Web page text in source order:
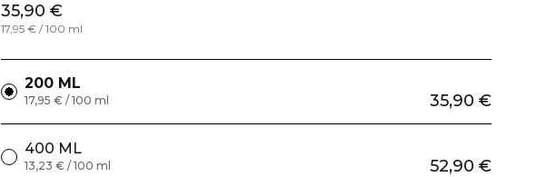
35,90 €
17,95 € / 100 ml
200 ML
35,90 €
17,95 € / 100 ml
400 ML
52,90 €
13,23 € / 100 ml